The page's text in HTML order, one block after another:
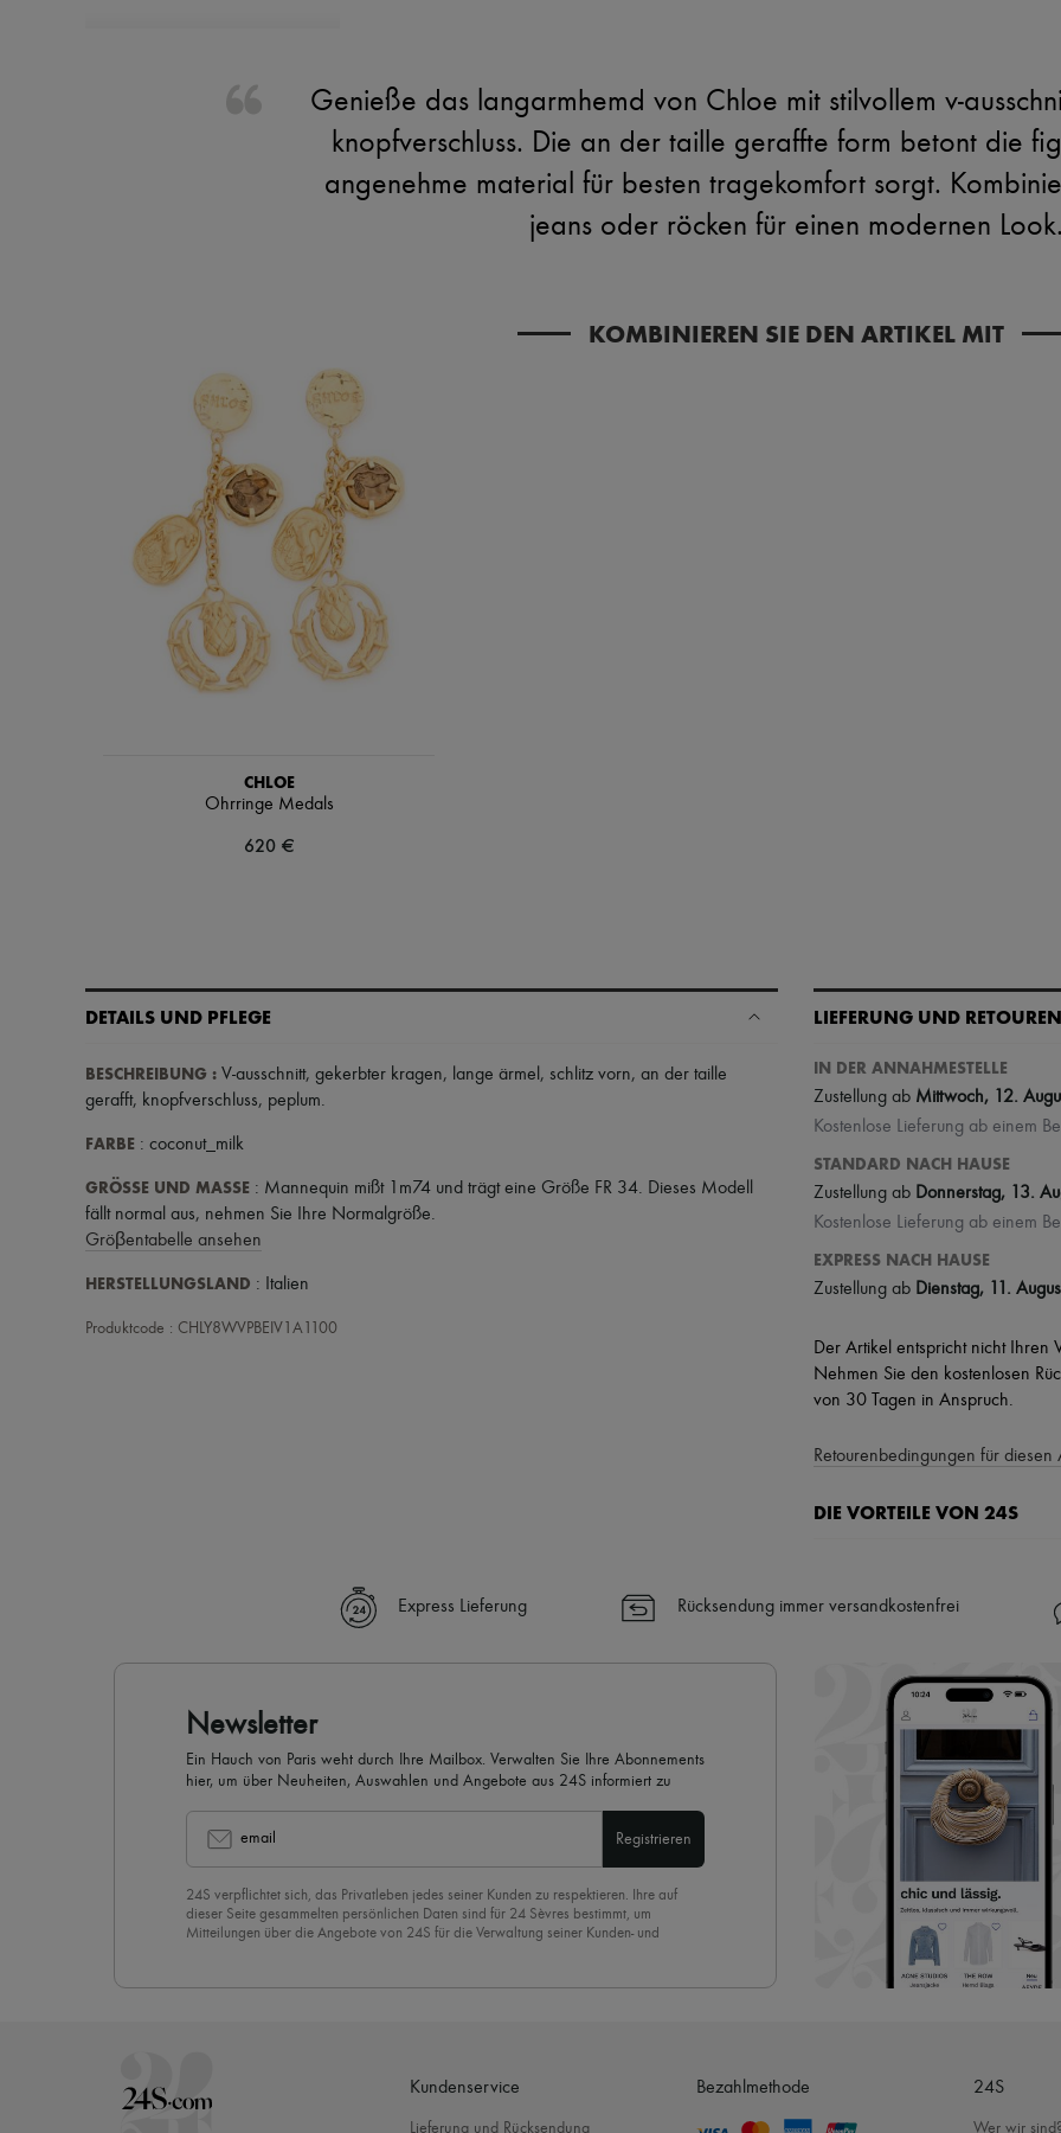
Genieße das langarmhemd von Chloe mit stilvollem v-
knopfverschluss. Die an der taille geraffte form betont die
angenehme material für besten tragekomfort sorgt.
jeans oder röcken für einen modernen
KOMBINIEREN SIE DEN ARTIKEL MIT
CHLOE
Ohrringe Medals
620 €
DETAILS UND PFLEGE
BESCHREIBUNG : V-ausschnitt, gekerbter kragen, lange ärmel , schlitz vorn, an der taille
gerafft, knopfverschluss, peplum.
FARBE : coconut_milk
GRÖSSE UND MASSE : Mannequin mißt 1m74 und trägt eine Größe FR 34. Dieses Modell
fällt normal aus, nehmen Sie Ihre Normalgröße.
Gröβentabelle ansehen
HERSTELLUNGSLAND : Italien
Produktcode : CHLY8WVPBEIV1A1100
LIEFERUNG UND RETOUREN
IN DER ANNAHMESTELLE
Zustellung ab Mittwoch, 12.
Kostenlose Lieferung ab einem
STANDARD NACH HAUSE
Zustellung ab Donnerstag, 13.
Kostenlose Lieferung ab einem
EXPRESS NACH HAUSE
Zustellung ab Dienstag, 11.
Der Artikel entspricht nicht Ihren
Nehmen Sie den kostenlosen
von 30 Tagen in Anspruch.
Retourenbedingungen für diesen
DIE VORTEILE VON 24S
✓ Expresslieferung in über 100
Mehr erfahren über 24S, ein
Express Lieferung Rücksendung immer versandkostenfrei
Newsletter
Ein Hauch von Paris weht durch Ihre Mailbox. Verwalten Sie Ihre Abonnements
hier, um über Neuheiten, Auswahlen und Angebote aus 24S informiert zu
email Registrieren
24S verpflichtet sich, das Privatleben jedes seiner Kunden zu respektieren. Ihre auf
dieser Seite gesammelten persönlichen Daten sind für 24 Sèvres bestimmt, um
Mitteilungen über die Angebote von 24S für die Verwaltung seiner Kunden- und
abzubestellen, klicken Sie einfach auf “Abbestellen” am Ende der Seite unserer E-
Kundenservice
Lieferung und Rücksendung
Bezahlmethode 24S
Wer wir